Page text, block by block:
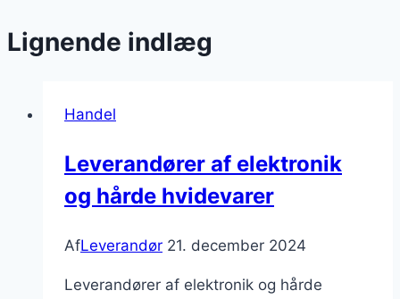
Lignende indlæg
Handel
Leverandører af elektronik
og hårde hvidevarer
AfLeverandør 21. december 2024
Leverandører af elektronik og hårde